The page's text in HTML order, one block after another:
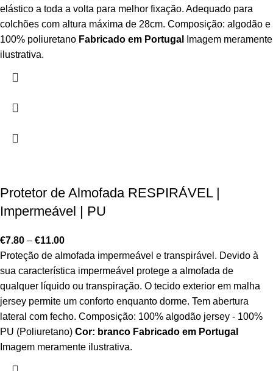
elástico a toda a volta para melhor fixação. Adequado para
colchões com altura máxima de 28cm. Composição: algodão e
100% poliuretano Fabricado em Portugal
Imagem meramente
ilustrativa.
Protetor de Almofada RESPIRÁVEL |
Impermeável | PU
€7.80 – €11.00
Proteção de almofada impermeável e transpirável. Devido à
sua característica impermeável protege a almofada de
qualquer líquido ou transpiração. O tecido exterior em malha
jersey permite um conforto enquanto dorme. Tem abertura
lateral com fecho. Composição: 100% algodão jersey - 100%
PU (Poliuretano) Cor: branco Fabricado em Portugal
Imagem meramente ilustrativa.